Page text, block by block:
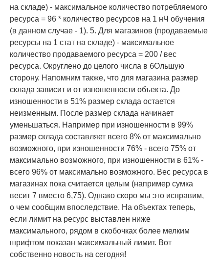
на складе) - максимальное количество потребляемого
ресурса = 96 * количество ресурсов на 1 нЧ обучения
(в данном случае - 1). 5. Для магазинов (продаваемые
ресурсы на 1 стат на складе) - максимальное
количество продаваемого ресурса = 200 / вес
ресурса. Округлено до целого числа в бОльшую
сторону. Напомним также, что для магазина размер
склада зависит и от изношенности объекта. До
изношенности в 51% размер склада остается
неизменным. После размер склада начинает
уменьшаться. Например при изношенности в 99%
размер склада составляет всего 8% от максимально
возможного, при изношенности 76% - всего 75% от
максимально возможного, при изношенности в 61% -
всего 96% от максимально возможного. Вес ресурса в
магазинах пока считается целым (например сумка
весит 7 вместо 6,75). Однако скоро мы это исправим,
о чем сообщим впоследствие. На объектах теперь,
если лимит на ресурс выставлен ниже
максимального, рядом в скобочках более мелким
шрифтом показан максимальный лимит. Вот
собственно новость на сегодня!